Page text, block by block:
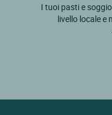
I tuoi pasti e
livello locale e